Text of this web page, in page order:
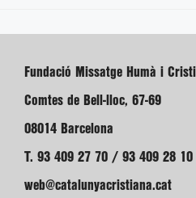
Fundació Missatge Humà i
Comtes de Bell-lloc, 67-69
08014 Barcelona
T. 93 409 27 70 / 93 409 28 10
web@catalunyacristiana.cat